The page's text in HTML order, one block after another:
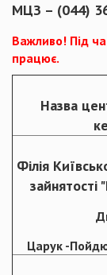
МЦЗ – (044)
Важливо! Під
працює.
Назва
Філія
Царук -